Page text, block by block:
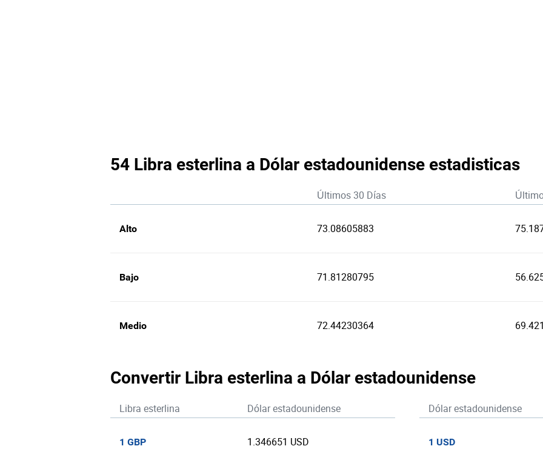
54 Libra esterlina a Dólar estadounidense estadisticas
Últimos 30 Días
Alto 73.08605883
Bajo 71.81280795
Medio 72.44230364
Convertir Libra esterlina a Dólar estadounidense
Libra esterlina Dólar estadounidense
1 GBP 1.346651 USD
Dólar estadounidense
1 USD